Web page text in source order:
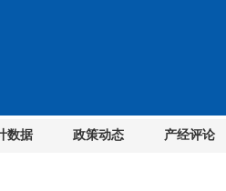
数据 政策动态 产经评论